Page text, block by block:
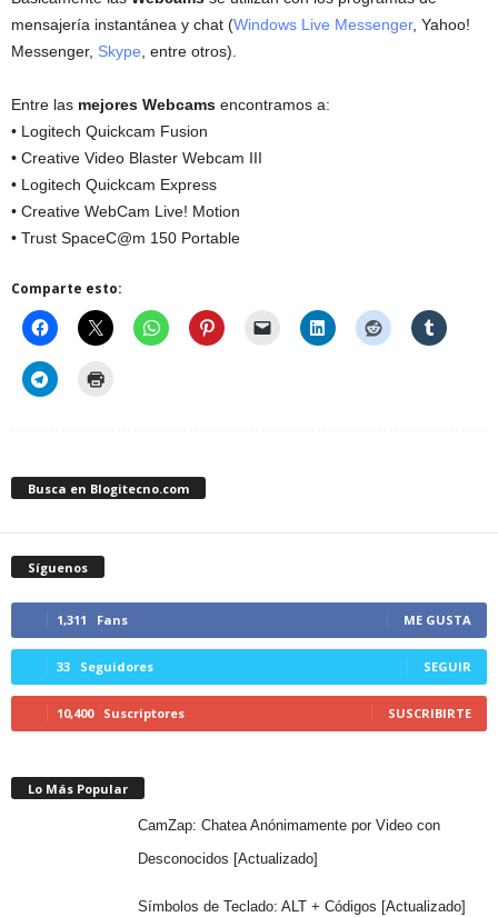
mensajería instantánea y chat (Windows Live Messenger, Yahoo!
Messenger, Skype, entre otros).
Entre las mejores Webcams encontramos a:
• Logitech Quickcam Fusion
• Creative Video Blaster Webcam III
• Logitech Quickcam Express
• Creative WebCam Live! Motion
• Trust SpaceC@m 150 Portable
Comparte esto:
Busca en Blogitecno.com
Síguenos
1,311 Fans ME GUSTA
33 Seguidores SEGUIR
10,400 Suscriptores SUSCRIBIRTE
Lo Más Popular
CamZap: Chatea Anónimamente por Video con
Desconocidos [Actualizado]
Símbolos de Teclado: ALT + Códigos [Actualizado]